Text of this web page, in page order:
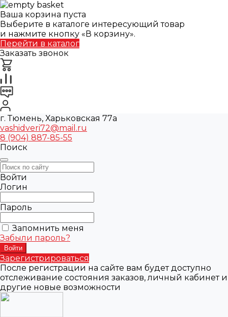
Ваша корзина пуста
Выберите в каталоге интересующий товар
и нажмите кнопку «В корзину».
Перейти в каталог
Заказать звонок
г. Тюмень, Харьковская 77а
vashidveri72@mail.ru
8 (904) 887-85-55
Поиск
Войти
Логин
Пароль
Запомнить меня
Забыли пароль?
Зарегистрироваться
После регистрации на сайте вам будет доступно
отслеживание состояния заказов, личный кабинет и
другие новые возможности